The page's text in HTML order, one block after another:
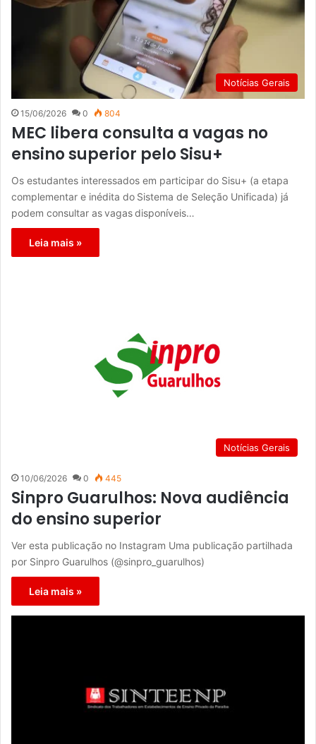
Notícias Gerais
15/06/2026 0 804
MEC libera consulta a vagas no
ensino superior pelo Sisu+
Os estudantes interessados em participar do Sisu+ (a etapa
complementar e inédita do Sistema de Seleção Unificada) já
podem consultar as vagas disponíveis…
Leia mais »
Notícias Gerais
10/06/2026 0 445
Sinpro Guarulhos: Nova audiência
do ensino superior
Ver esta publicação no Instagram Uma publicação partilhada
por Sinpro Guarulhos (@sinpro_guarulhos)
Leia mais »